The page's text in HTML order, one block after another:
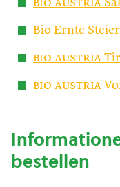
bio austria
Bio Ernte
bio austria
bio austria
bestellen